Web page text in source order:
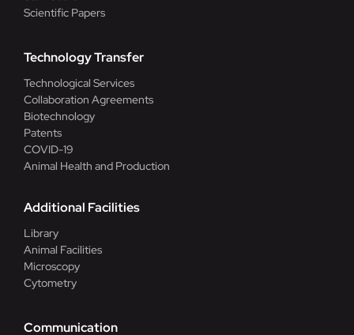
Scientific Papers
Technology Transfer
Technological Services
Collaboration Agreements
Biotechnology
Patents
COVID-19
Animal Health and Production
Additional Facilities
Library
Animal Facilities
Microscopy
Cytometry
Communication